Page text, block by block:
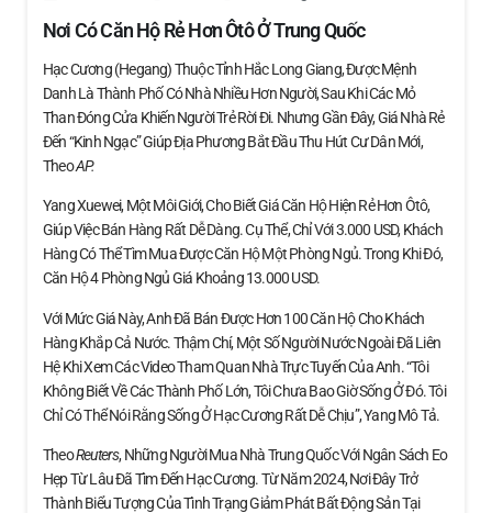
Nơi Có Căn Hộ Rẻ Hơn Ôtô Ở Trung Quốc
Hạc Cương (Hegang) Thuộc Tỉnh Hắc Long Giang, Được Mệnh
Danh Là Thành Phố Có Nhà Nhiều Hơn Người, Sau Khi Các Mỏ
Than Đóng Cửa Khiến Người Trẻ Rời Đi. Nhưng Gần Đây, Giá Nhà Rẻ
Đến “kinh Ngạc” Giúp Địa Phương Bắt Đầu Thu Hút Cư Dân Mới,
TheoAP.
Yang Xuewei, Một Môi Giới, Cho Biết Giá Căn Hộ Hiện Rẻ Hơn Ôtô,
Giúp Việc Bán Hàng Rất Dễ Dàng. Cụ Thể, Chỉ Với 3.000 USD, Khách
Hàng Có Thể Tìm Mua Được Căn Hộ Một Phòng Ngủ. Trong Khi Đó,
Căn Hộ 4 Phòng Ngủ Giá Khoảng 13.000 USD.
Với Mức Giá Này, Anh Đã Bán Được Hơn 100 Căn Hộ Cho Khách
Hàng Khắp Cả Nước. Thậm Chí, Một Số Người Nước Ngoài Đã Liên
Hệ Khi Xem Các Video Tham Quan Nhà Trực Tuyến Của Anh. “Tôi
Không Biết Về Các Thành Phố Lớn, Tôi Chưa Bao Giờ Sống Ở Đó. Tôi
Chỉ Có Thể Nói Rằng Sống Ở Hạc Cương Rất Dễ Chịu”, Yang Mô Tả.
TheoReuters, Những Người Mua Nhà Trung Quốc Với Ngân Sách Eo
Hẹp Từ Lâu Đã Tìm Đến Hạc Cương. Từ Năm 2024, Nơi Đây Trở
Thành Biểu Tượng Của Tình Trạng Giảm Phát Bất Động Sản Tại